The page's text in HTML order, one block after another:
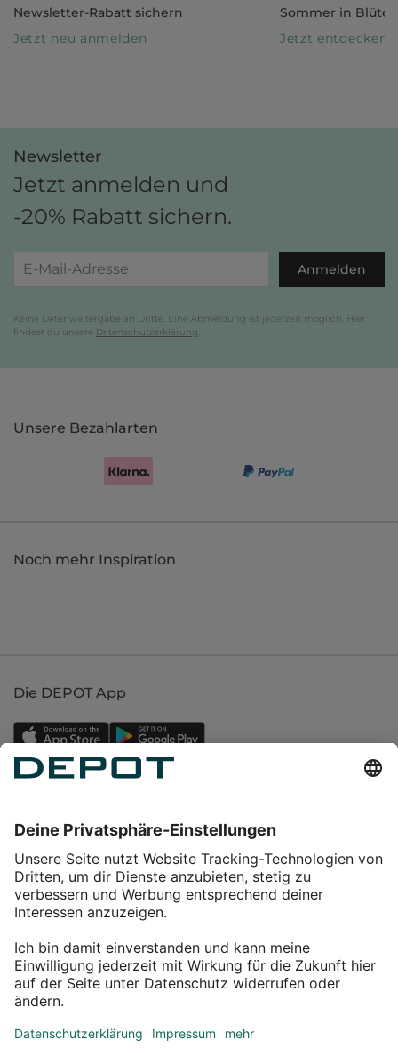
Newsletter-Rabatt sichern
Jetzt neu anmelden
Sommer in Blüte
Jetzt entdecken
Newsletter
Jetzt anmelden und
-20% Rabatt sichern.
Anmelden
Keine Datenweitergabe an Dritte. Eine Abmeldung ist jederzeit möglich. Hier
findest du unsere Datenschutzerklärung
Unsere Bezahlarten
Noch mehr Inspiration
Die DEPOT App
Service
Über DEPOT
Kontakt